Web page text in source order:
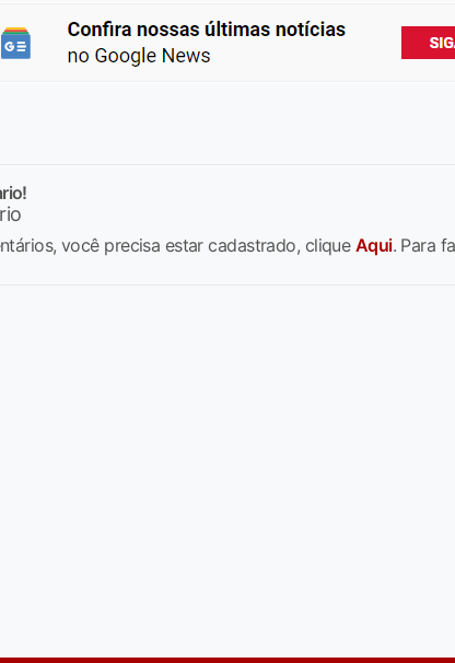
você precisa estar cadastrado, cliqueAqui. Para